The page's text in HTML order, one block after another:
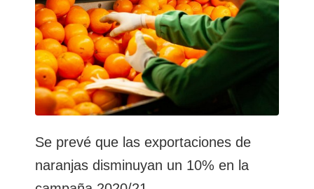
el
ciberataque
a
las
terminales
sudafricanas
Se prevé que las exportaciones de
naranjas disminuyan un 10% en la